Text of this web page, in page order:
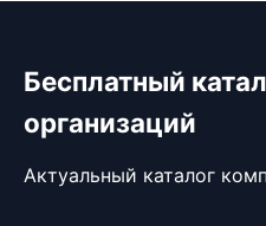
Бесплатный
организаций
Актуальный каталог